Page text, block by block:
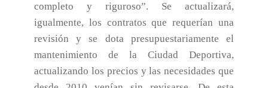
completo y riguroso”. Se actualizará,
igualmente, los contratos que requerían una
revisión y se dota presupuestariamente el
mantenimiento de la Ciudad Deportiva,
actualizando los precios y las necesidades que